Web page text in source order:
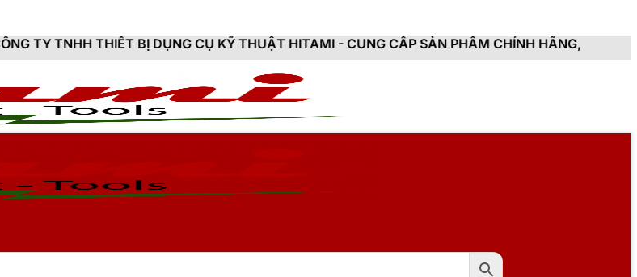
BỊ DỤNG CỤ KỸ THUẬT HITAMI - CUNG CẤP SẢN PHẨM CHÍNH HÃNG, MỚI 100%, ĐẦY ĐỦ